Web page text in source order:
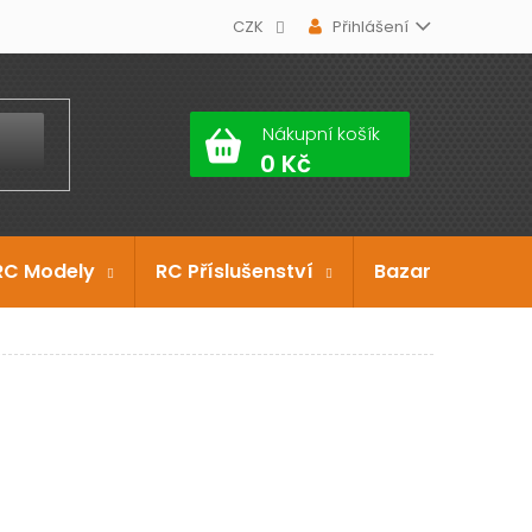
CZK Přihlášení
Nákupní košík
Modely RC Příslušenství Bazar